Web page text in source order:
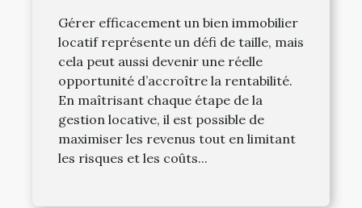
Gérer efficacement un bien immobilier
locatif représente un défi de taille, mais
cela peut aussi devenir une réelle
opportunité d’accroître la rentabilité.
En maîtrisant chaque étape de la
gestion locative, il est possible de
maximiser les revenus tout en limitant
les risques et les coûts...